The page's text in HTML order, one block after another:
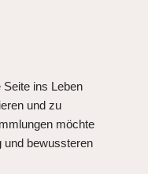
Seite ins Leben
und zu
möchte
und bewussteren